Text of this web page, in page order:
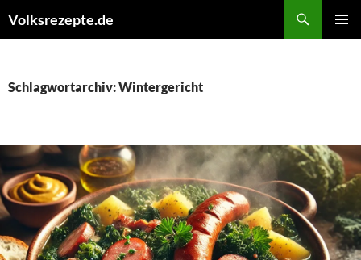
Inhalt
Volksrezepte.de
Schlagwortarchiv: Wintergericht